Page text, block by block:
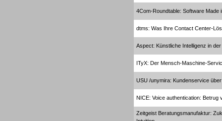
4Com-Roundtable: Software Made
dtms: Was Ihre Contact Center-
Aspect: Künstliche Intelligenz in
ITyX: Der Mensch-Maschine-
USU /unymira: Kundenservice
NICE: Voice authentication: Betrug
Zeitgeist Beratungsmanufaktur: